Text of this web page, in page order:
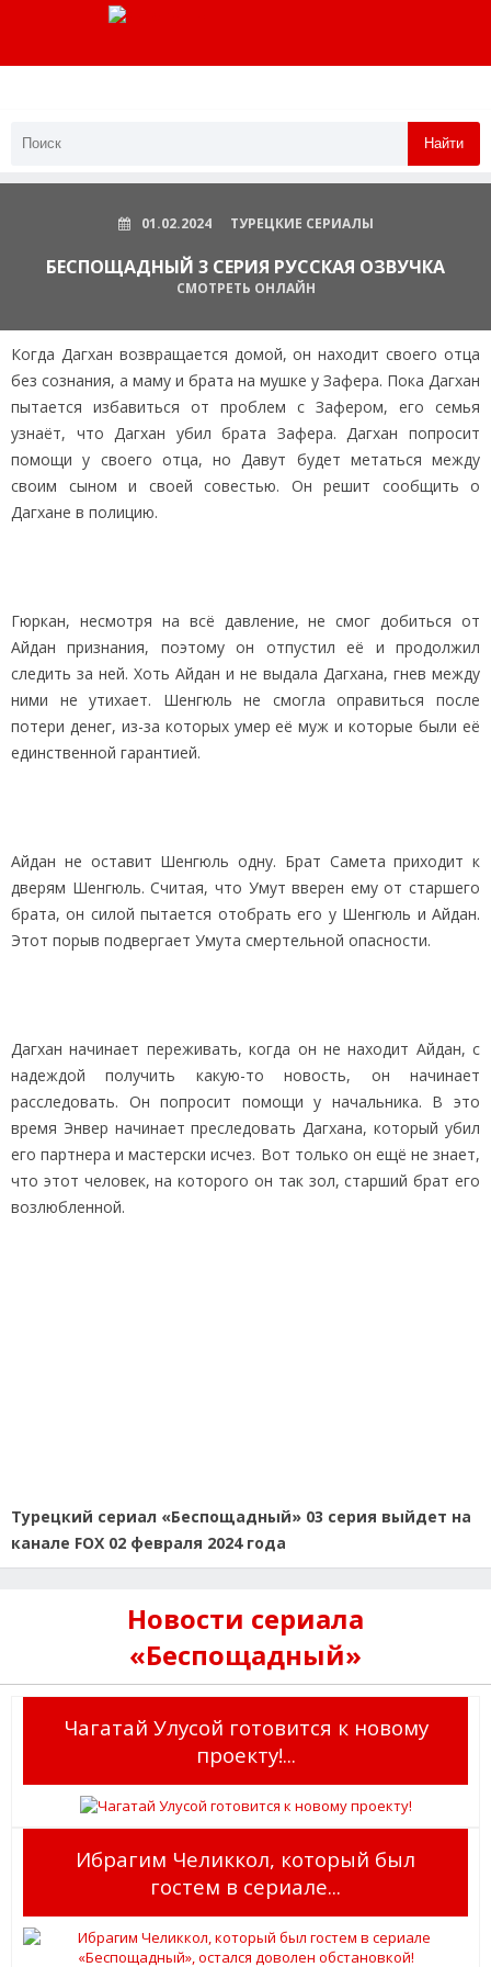
Найти
01.02.2024 ТУРЕЦКИЕ СЕРИАЛЫ
БЕСПОЩАДНЫЙ 3 СЕРИЯ РУССКАЯ ОЗВУЧКА
СМОТРЕТЬ ОНЛАЙН
Когда Дагхан возвращается домой, он находит своего отца
без сознания, а маму и брата на мушке у Зафера. Пока Дагхан
пытается избавиться от проблем с Зафером, его семья
узнаёт, что Дагхан убил брата Зафера. Дагхан попросит
помощи у своего отца, но Давут будет метаться между
своим сыном и своей совестью. Он решит сообщить о
Дагхане в полицию.
Гюркан, несмотря на всё давление, не смог добиться от
Айдан признания, поэтому он отпустил её и продолжил
следить за ней. Хоть Айдан и не выдала Дагхана, гнев между
ними не утихает. Шенгюль не смогла оправиться после
потери денег, из-за которых умер её муж и которые были её
единственной гарантией.
Айдан не оставит Шенгюль одну. Брат Самета приходит к
дверям Шенгюль. Считая, что Умут вверен ему от старшего
брата, он силой пытается отобрать его у Шенгюль и Айдан.
Этот порыв подвергает Умута смертельной опасности.
Дагхан начинает переживать, когда он не находит Айдан, с
надеждой получить какую-то новость, он начинает
расследовать. Он попросит помощи у начальника. В это
время Энвер начинает преследовать Дагхана, который убил
его партнера и мастерски исчез. Вот только он ещё не знает,
что этот человек, на которого он так зол, старший брат его
возлюбленной.
Турецкий сериал «Беспощадный» 03 серия выйдет на
канале FOX 02 февраля 2024 года
Новости сериала
«Беспощадный»
Чагатай Улусой готовится к новому
проекту!...
Ибрагим Челиккол, который был
гостем в сериале...